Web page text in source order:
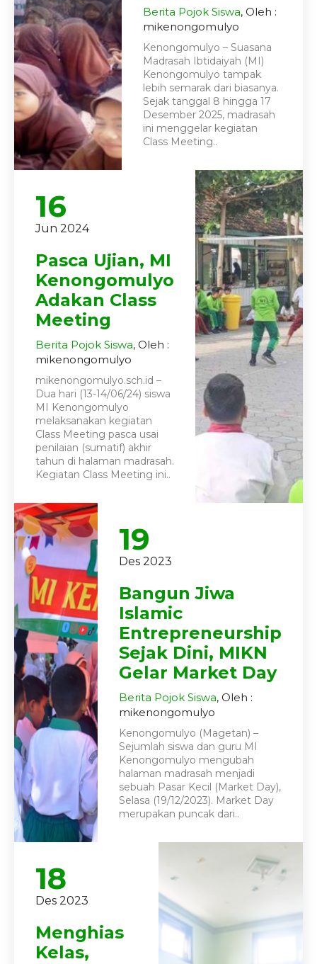
Berita Pojok Siswa, Oleh :
mikenongomulyo
Kenongomulyo – Suasana
Madrasah Ibtidaiyah (MI)
Kenongomulyo tampak
lebih semarak dari biasanya.
Sejak tanggal 8 hingga 17
Desember 2025, madrasah
ini menggelar kegiatan
Class Meeting..
16
Jun 2024
Pasca Ujian, MI
Kenongomulyo
Adakan Class
Meeting
Berita Pojok Siswa, Oleh :
mikenongomulyo
mikenongomulyo.sch.id –
Dua hari (13-14/06/24) siswa
MI Kenongomulyo
melaksanakan kegiatan
Class Meeting pasca usai
penilaian (sumatif) akhir
tahun di halaman madrasah.
Kegiatan Class Meeting ini..
19
Des 2023
Bangun Jiwa
Islamic
Entrepreneurship
Sejak Dini, MIKN
Gelar Market Day
Berita Pojok Siswa, Oleh :
mikenongomulyo
Kenongomulyo (Magetan) –
Sejumlah siswa dan guru MI
Kenongomulyo mengubah
halaman madrasah menjadi
sebuah Pasar Kecil (Market Day),
Selasa (19/12/2023). Market Day
merupakan puncak dari..
18
Des 2023
Menghias
Kelas,